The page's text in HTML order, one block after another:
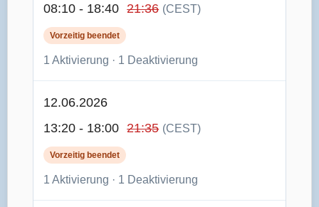
08:10 - 18:40 21:36 (CEST)
Vorzeitig beendet
1 Aktivierung · 1 Deaktivierung
12.06.2026
13:20 - 18:00 21:35 (CEST)
Vorzeitig beendet
1 Aktivierung · 1 Deaktivierung